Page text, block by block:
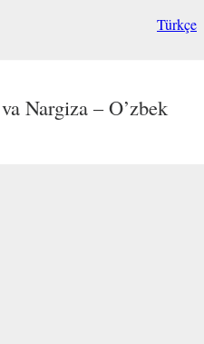
Pokiza – O’zbek
va Malika –
Nargiza – O’zbek
Türkçe